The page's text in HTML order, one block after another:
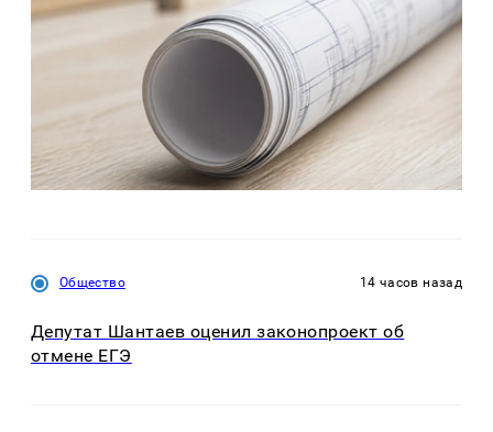
Общество 14 часов назад
Депутат Шантаев оценил законопроект об
отмене ЕГЭ